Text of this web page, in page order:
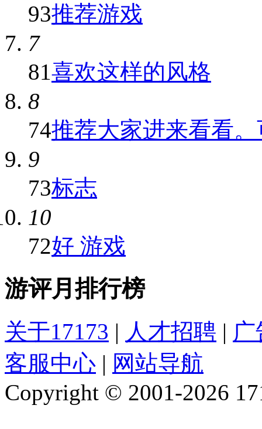
93推荐游戏
7
81喜欢这样的风格
8
74推荐大家进来看看
9
73标志
10
72好 游戏
游评月排行榜
关于17173 | 人才招聘 |
客服中心 | 网站导航
Copyright © 2001-2026